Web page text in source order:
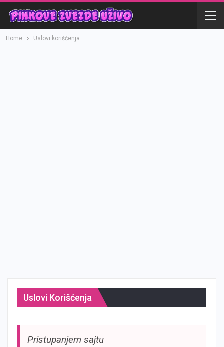
Home Uslovi korišćenja
Uslovi Korišćenja
Pristupanjem sajtu